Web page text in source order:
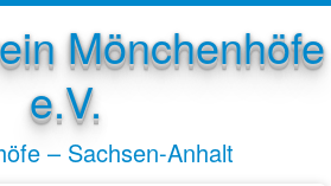
Mönchenhöfe
e.V.
– Sachsen-Anhalt